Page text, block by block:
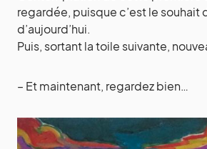
regardée, puisque c’est le souhait
d’aujourd’hui.
Puis, sortant la toile suivante,
– Et maintenant, regardez bien…